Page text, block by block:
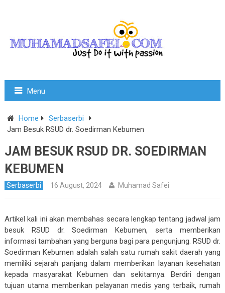
Menu
Home
Serbaserbi
Jam Besuk RSUD dr. Soedirman Kebumen
JAM BESUK RSUD DR. SOEDIRMAN
KEBUMEN
Serbaserbi 16 August, 2024 Muhamad Safei
Artikel kali ini akan membahas secara lengkap tentang jadwal jam
besuk RSUD dr. Soedirman Kebumen, serta memberikan
informasi tambahan yang berguna bagi para pengunjung. RSUD dr.
Soedirman Kebumen adalah salah satu rumah sakit daerah yang
memiliki sejarah panjang dalam memberikan layanan kesehatan
kepada masyarakat Kebumen dan sekitarnya. Berdiri dengan
tujuan utama memberikan pelayanan medis yang terbaik, rumah